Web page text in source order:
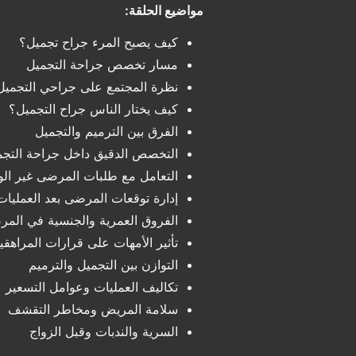
مواضيع الحلقة:
كيف يصبح المرء جراح تجميل؟
مسار تخصص جراحة التجميل
نظرة المجتمع على جراحي
كيف يختار الناس جراح التجميل؟
الفرق بين الترميم والتجميل
التخصص الدقيق داخل جراحة
التعامل مع طلبات المرضى غير
إدارة توقعات المرضى بعد
الفروق العمرية والجنسية في
تأثير الأمهات على قرارات
التوازن بين التجميل والترميم
تكاليف العمليات وعوامل التسعير
سلامة المريض ومخاطر التقشف
السرية والندبات وقبل الزواج